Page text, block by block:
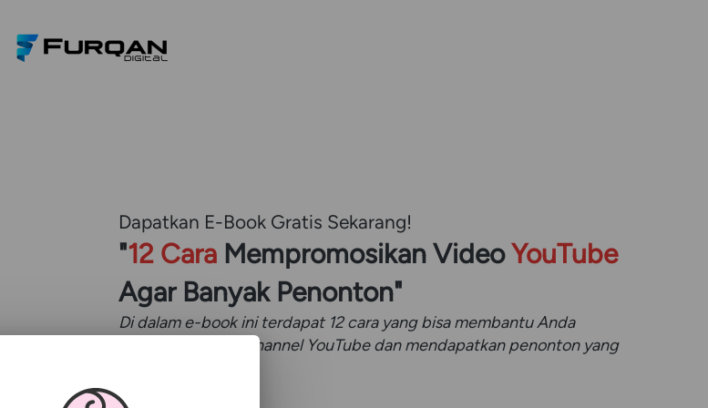
Dapatkan E-Book Gratis Sekarang!
"12 Cara Mempromosikan Video YouTube
Agar Banyak Penonton"
Di dalam e-book ini terdapat 12 cara yang bisa membantu Anda
mempromosikan Channel YouTube dan mendapatkan penonton yang